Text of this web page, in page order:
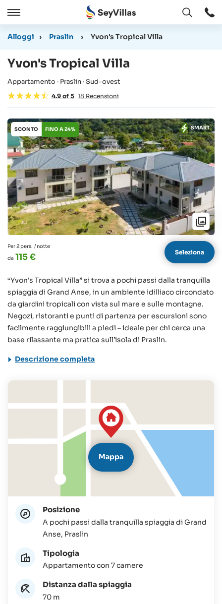
Chiudere
Aperto
Alloggi › Praslin › Yvon's Tropical Villa
Yvon's Tropical Villa
Appartamento · Praslin · Sud-ovest
4.9 of 5 18 Recensioni
SMART
SCONTO FINO A 24%
Per 2 pers. / notte
da 115 € Seleziona
“Yvon's Tropical Villa” si trova a pochi passi dalla tranquilla
spiaggia di Grand Anse, in un ambiente idilliaco circondato
da giardini tropicali con vista sul mare e sulle montagne.
Negozi, ristoranti e punti di partenza per escursioni sono
facilmente raggiungibili a piedi – ideale per chi cerca una
base rilassante ma pratica sull’isola di Praslin.
Descrizione completa
Mappa
Posizione
A pochi passi dalla tranquilla spiaggia di Grand
Anse, Praslin
Tipologia
Appartamento con 7 camere
Distanza dalla spiaggia
70 m